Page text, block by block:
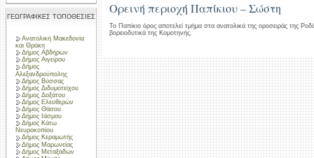
ΓΕΩΓΡΑΦΙΚΕΣ ΤΟΠΟΘΕΣΙΕΣ
Ανατολική Μακεδονία
και Θράκη
Δήμος Αβδήρων
Δήμος Αιγείρου
Δήμος
Αλεξανδρούπολης
Δήμος Βύσσας
Δήμος Διδυμοτείχου
Δήμος Δοξάτου
Δήμος Ελευθερών
Δήμος Θάσου
Δήμος Ιάσμου
Δήμος Κάτω
Νευροκοπίου
Δήμος Κεραμωτής
Δήμος Μαρωνείας
Δήμος Μεταξάδων
Ορεινή περιοχή Παπίκιου – Σώστη
Το Παπίκιο όρος αποτελεί τμήμα στα ανατολικά της οροσειράς της
βορειοδυτικά της Κομοτηνής.